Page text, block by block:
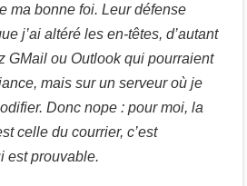
ma bonne foi. Leur défense
j’ai altéré les en-têtes, d’autant
GMail ou Outlook qui pourraient
mais sur un serveur où je
Donc nope : pour moi, la
celle du courrier, c’est
est prouvable.